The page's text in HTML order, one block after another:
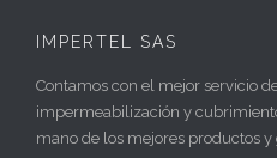
IMPERTEL SAS
Contamos con el mejor servicio
impermeabilización y
mano de los mejores productos